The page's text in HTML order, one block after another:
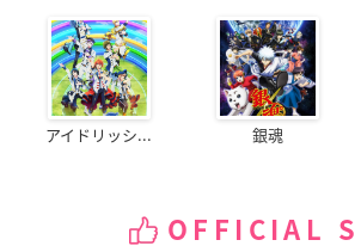
アイドリッシ... 銀魂
OFFICIAL